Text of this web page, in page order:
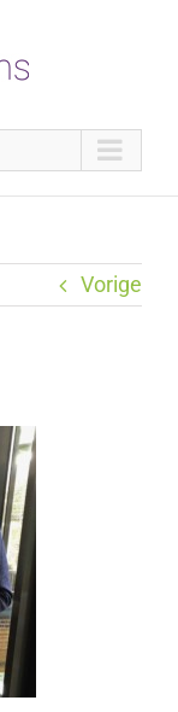
Vorige